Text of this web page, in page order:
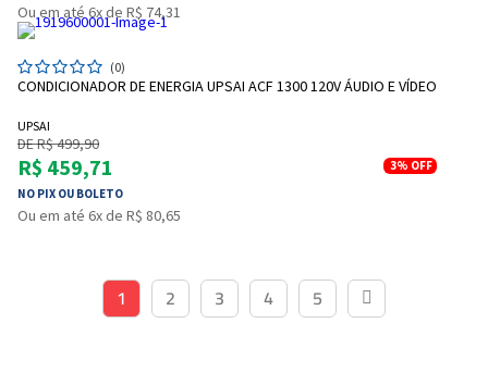
Ou em até 6x de R$ 74,31
(0)
CONDICIONADOR DE ENERGIA UPSAI ACF 1300 120V ÁUDIO E VÍDEO
UPSAI
DE R$ 499,90
R$ 459,71
NO PIX OU BOLETO
3% OFF
Ou em até 6x de R$ 80,65
1 2 3 4 5